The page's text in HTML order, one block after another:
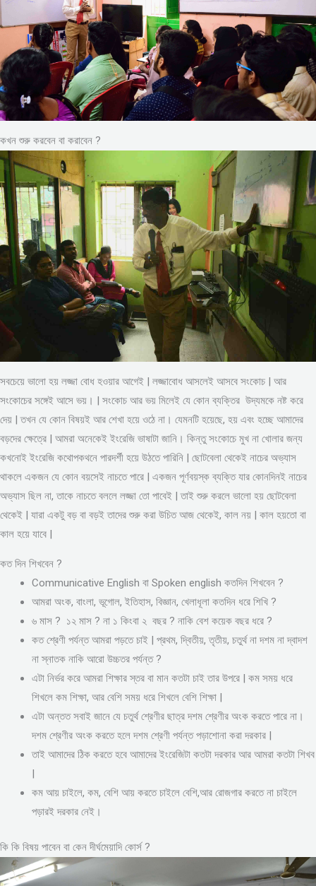
কখন শুরু করবেন বা করাবেন ?
সবচেয়ে ভালো হয় লজ্জা বোধ হওয়ার আগেই | লজ্জাবোধ আসলেই আসবে সংকোচ | আর
সংকোচের সঙ্গেই আসে ভয়। | সংকোচ আর ভয় মিলেই যে কোন ব্যক্তির উদ্যমকে নষ্ট করে
দেয় | তখন যে কোন বিষয়ই আর শেখা হয়ে ওঠে না। যেমনটি হয়েছে, হয় এবং হচ্ছে আমাদের
বড়দের ক্ষেত্রে | আমরা অনেকেই ইংরেজি ভাষাটা জানি। কিন্তু সংকোচে মুখ না খোলার জন্য
কখনোই ইংরেজি কথোপকথনে পারদর্শী হয়ে উঠতে পারিনি | ছোটবেলা থেকেই নাচের অভ্যাস
থাকলে একজন যে কোন বয়সেই নাচতে পারে | একজন পূর্ণবয়স্ক ব্যক্তি যার কোনদিনই নাচের
অভ্যাস ছিল না, তাকে নাচতে বললে লজ্জা তো পাবেই | তাই শুরু করলে ভালো হয় ছোটবেলা
থেকেই | যারা একটু বড় বা বড়ই তাদের শুরু করা উচিত আজ থেকেই, কাল নয় | কাল হয়তো বা
কাল হয়ে যাবে |
কত দিন শিখবেন ?
Communicative English বা Spoken english কতদিন শিখবেন ?
আমরা অংক, বাংলা, ভূগোল, ইতিহাস, বিজ্ঞান, খেলাধূলা কতদিন ধরে শিখি ?
৬ মাস ? ১২ মাস ? না ১ কিংবা ২ বছর ? নাকি বেশ কয়েক বছর ধরে ?
কত শ্রেণী পর্যন্ত আমরা পড়তে চাই | প্রথম, দ্বিতীয়, তৃতীয়, চতুর্থ না দশম না দ্বাদশ
না স্নাতক নাকি আরো উচ্চতর পর্যন্ত ?
এটা নির্ভর করে আমরা শিক্ষার স্তর বা মান কতটা চাই তার উপরে | কম সময় ধরে
শিখলে কম শিক্ষা, আর বেশি সময় ধরে শিখলে বেশি শিক্ষা |
এটা অন্তত সবাই জানে যে চতুর্থ শ্রেণীর ছাত্র দশম শ্রেণীর অংক করতে পারে না।
দশম শ্রেণীর অংক করতে হলে দশম শ্রেণী পর্যন্ত পড়াশোনা করা দরকার |
তাই আমাদের ঠিক করতে হবে আমাদের ইংরেজিটা কতটা দরকার আর আমরা কতটা শিখব
|
কম আয় চাইলে, কম, বেশি আয় করতে চাইলে বেশি,আর রোজগার করতে না চাইলে
পড়ারই দরকার নেই।
কি কি বিষয় পাবেন বা কেন দীর্ঘমেয়াদি কোর্স ?